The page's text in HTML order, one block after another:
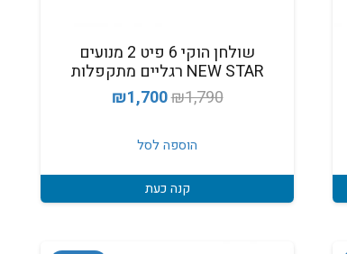
שולחן הוקי 6 פיט 2 מנועים
NEW STAR רגליים מתקפלות
₪1,790
המחיר
היה:
₪1,790.
₪1,700
₪1,700.
הוספה לסל
קנה כעת